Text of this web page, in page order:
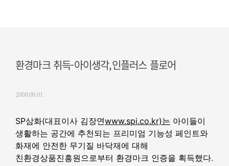
환경마크 취득-아이생각,인플러스 플로어
2008.09.01
SP삼화(대표이사 김장연www.spi.co.kr)는 아이들이
생활하는 공간에 추천되는 프리미엄 기능성 페인트와
화재에 안전한 무기질 바닥재에 대해
친환경상품진흥원으로부터 환경마크 인증을 획득했다.